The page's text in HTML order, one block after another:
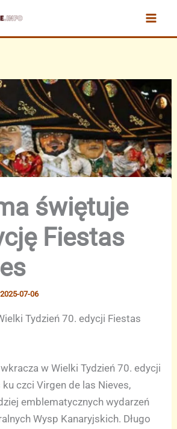
świętuje
Fiestas
2025-07-06
Tydzień 70. edycji Fiestas
w Wielki Tydzień 70. edycji
czci Virgen de las Nieves,
emblematycznych wydarzeń
Wysp Kanaryjskich. Długo